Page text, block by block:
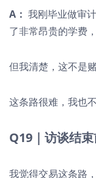
A： 我刚毕业做审
了非常昂贵的学费
但我清楚，这不是
这条路很难，我也
Q19｜访谈结
我觉得交易这条路